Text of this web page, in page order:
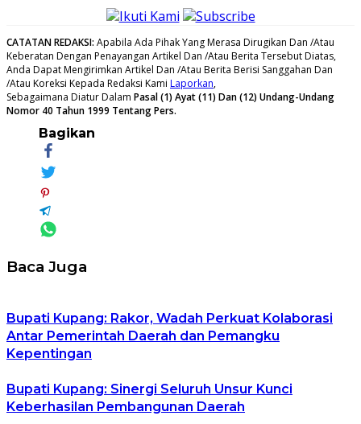
Ikuti Kami Subscribe
CATATAN REDAKSI: Apabila Ada Pihak Yang Merasa Dirugikan Dan /Atau
Keberatan Dengan Penayangan Artikel Dan /Atau Berita Tersebut Diatas,
Anda Dapat Mengirimkan Artikel Dan /Atau Berita Berisi Sanggahan Dan
/Atau Koreksi Kepada Redaksi Kami Laporkan,
Sebagaimana Diatur Dalam Pasal (1) Ayat (11) Dan (12) Undang-Undang
Nomor 40 Tahun 1999 Tentang Pers.
Bagikan
Baca Juga
Bupati Kupang: Rakor, Wadah Perkuat Kolaborasi
Antar Pemerintah Daerah dan Pemangku
Kepentingan
Bupati Kupang: Sinergi Seluruh Unsur Kunci
Keberhasilan Pembangunan Daerah